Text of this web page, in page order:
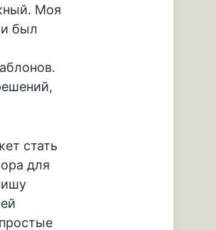
Моя
был
стать
для